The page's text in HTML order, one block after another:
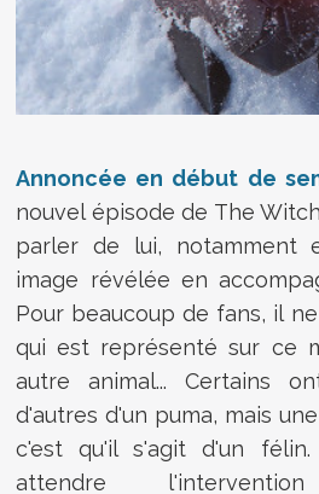
Annoncée en début de
nouvel épisode de The
parler de lui, notamment
image révélée en
Pour beaucoup de fans, il
qui est représenté sur ce
autre animal... Certains
d'autres d'un puma, mais
c'est qu'il s'agit d'un
attendre